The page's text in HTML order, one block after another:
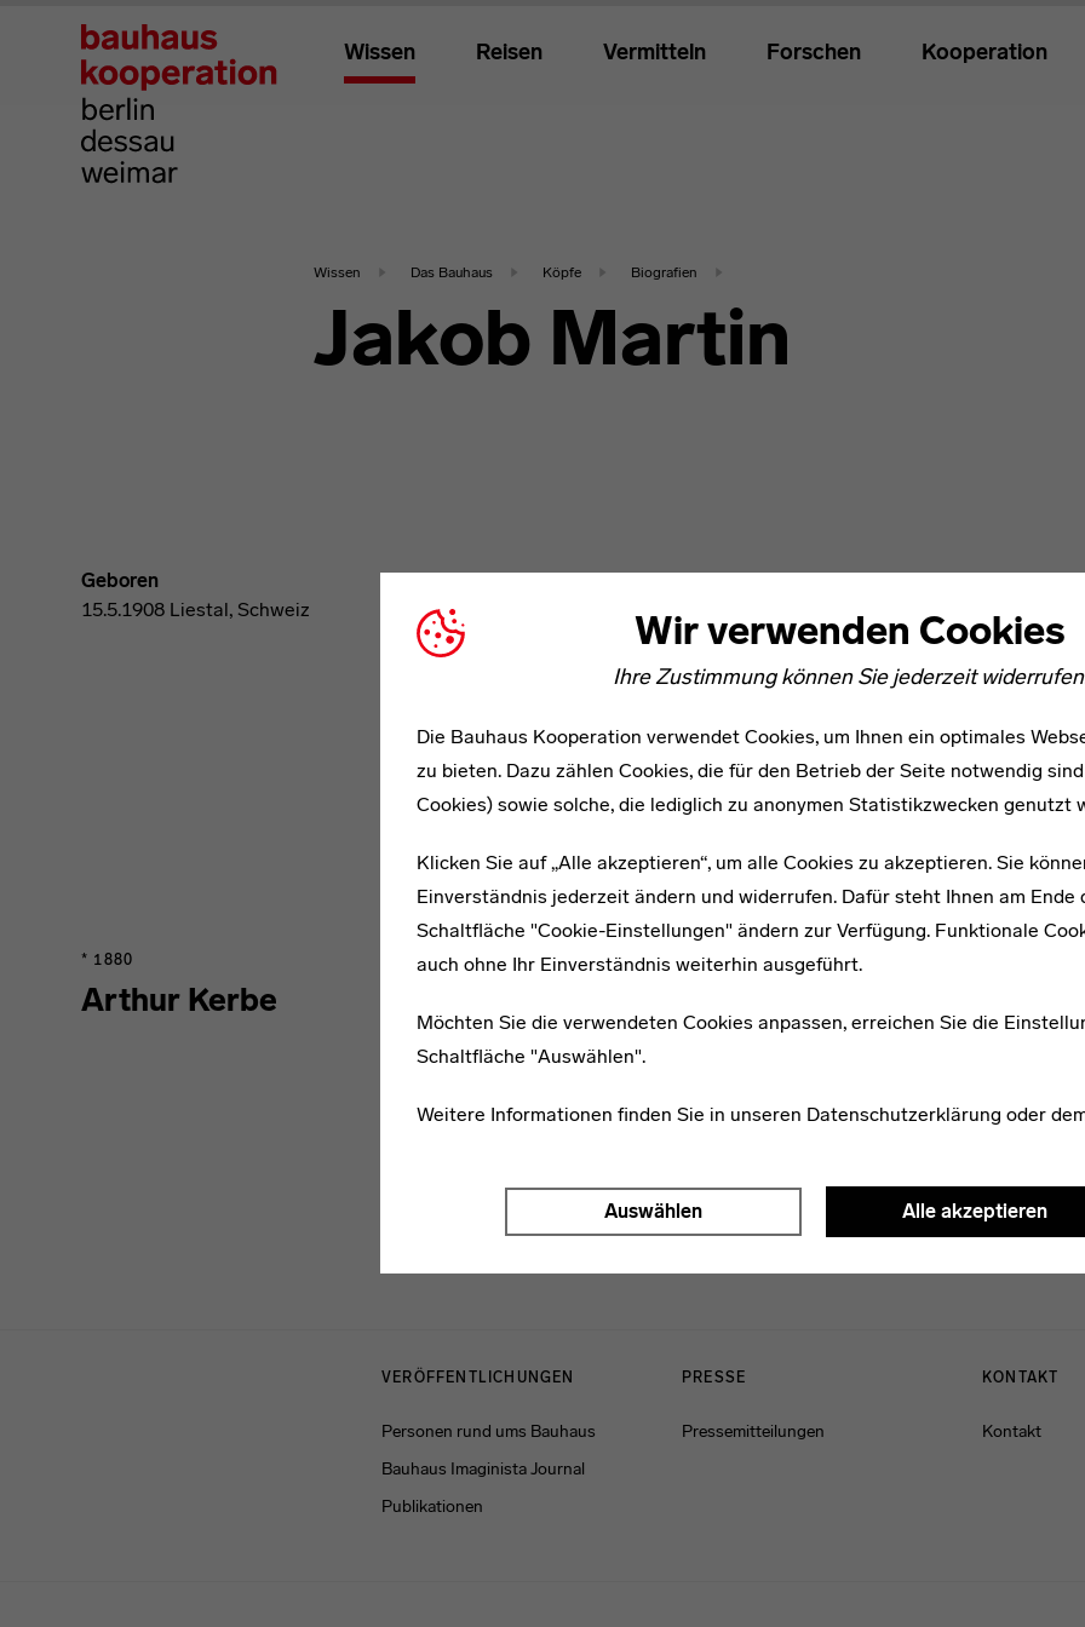
Wir verwenden Cookies
Ihre Zustimmung können Sie jederzeit
Die Bauhaus Kooperation verwendet Cookies, um Ihnen ein optimales
zu bieten. Dazu zählen Cookies, die für den Betrieb der Seite notwendig
Cookies) sowie solche, die lediglich zu anonymen Statistikzwecken genutzt
Klicken Sie auf „Alle akzeptieren“, um alle Cookies zu akzeptieren. Sie
Einverständnis jederzeit ändern und widerrufen. Dafür steht Ihnen am Ende
Schaltfläche "Cookie-Einstellungen" ändern zur Verfügung. Funktionale
auch ohne Ihr Einverständnis weiterhin ausgeführt.
Möchten Sie die verwendeten Cookies anpassen, erreichen Sie die
Schaltfläche "Auswählen".
Weitere Informationen finden Sie in unseren Datenschutzerklärung oder
Auswählen Alle akzeptieren
Wissen Reisen Vermitteln Forschen Kooperation
Wissen Das Bauhaus Köpfe Biografien
Jakob Martin
Geboren
15.5.1908 Liestal, Schweiz
WEITERE ARTIKEL ZUM THEMA
Arthur Kerbe
* 1880 * 1905
VERÖFFENTLICHUNGEN
Personen rund ums Bauhaus
Bauhaus Imaginista Journal
Publikationen
PRESSE
Pressemitteilungen
KONTAKT
Kontakt